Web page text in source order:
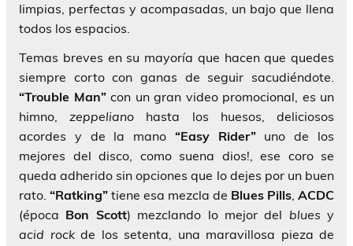
limpias, perfectas y acompasadas, un bajo que llena
todos los espacios.
Temas breves en su mayoría que hacen que quedes
siempre corto con ganas de seguir sacudiéndote.
“Trouble Man”con un gran video promocional, es un
himno,zeppeliano hasta los huesos, deliciosos
acordes y de la mano “Easy Rider”uno de los
mejores del disco, como suena dios!, ese coro se
queda adherido sin opciones que lo dejes por un buen
rato. “Ratking” tiene esa mezcla de Blues Pills, ACDC
(época Bon Scott) mezclando lo mejor del blues y
acid rockde los setenta, una maravillosa pieza de